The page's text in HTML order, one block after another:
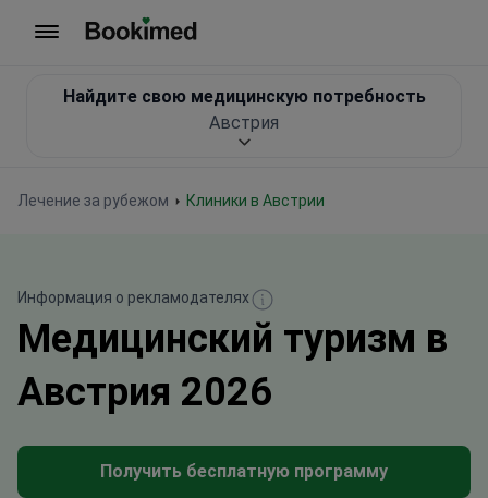
Лечение за рубежом Клиники в Австрии
Найдите свою медицинскую потребность
Австрия
Информация о рекламодателях
Медицинский туризм в
Австрия 2026
Получить бесплатную программу